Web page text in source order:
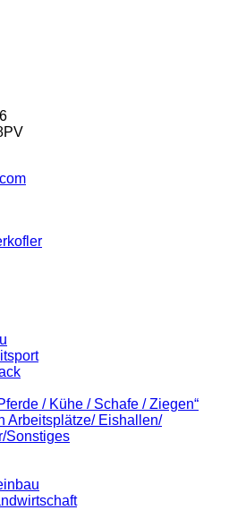
/ Kühe / Schafe / Ziegen“
Arbeitsplätze/ Eishallen/
Sonstiges